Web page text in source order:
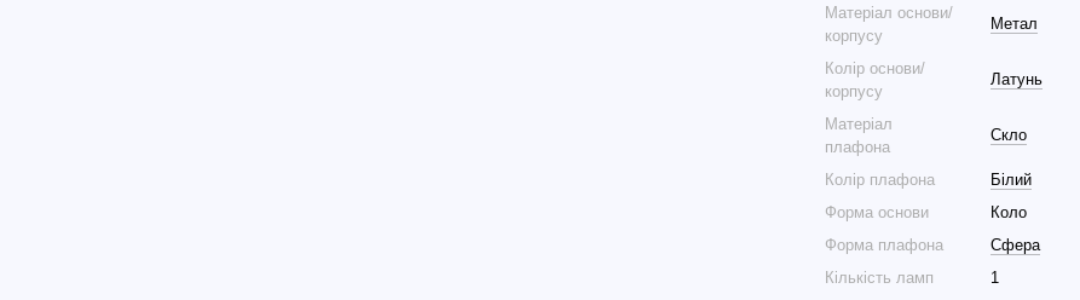
Матеріал основи/
корпусу
Метал
Колір основи/
корпусу
Латунь
Матеріал
плафона
Скло
Колір плафона
Білий
Форма основи
Коло
Форма плафона
Сфера
Кількість ламп
1